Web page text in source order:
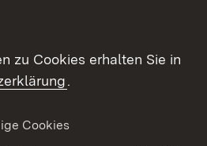
zu Cookies erhalten Sie in
.
Cookies